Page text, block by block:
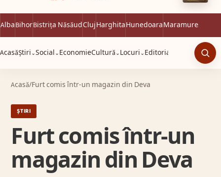
AlbaBihorBistrița NăsăudClujHarghitaHunedoaraMaramureș
AcasăȘtiri ⌄Social ⌄ EconomieCultură ⌄ Locuri ⌄ Editorial
Acasă/Furt comis într-un magazin din Deva
ȘTIRI
Furt comis într-un
magazin din Deva